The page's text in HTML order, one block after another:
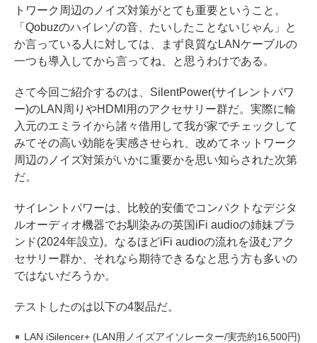
トワーク周辺のノイズ対策がとても重要ということ。
「Qobuzのハイレゾの音、たいしたことないじゃん」と
か言っている人に対しては、まず良質なLANケーブルの
一つも導入してから言ってね、と思うわけである。
さて今回ご紹介するのは、SilentPower(サイレントパワ
ー)のLAN周りやHDMI用のアクセサリー群だ。実際に輸
入元のエミライから諸々借用して我が家でチェックして
みてその高い効能を実感させられ、改めてネットワーク
周辺のノイズ対策がいかに重要かを思い知らされた次第
だ。
サイレントパワーは、比較的安価でコンパクトなデジタ
ルオーディオ機器でお馴染みの英国iFi audioの姉妹ブラ
ンド(2024年設立)。なるほどiFi audioの流れを汲むアク
セサリー群か、それなら期待できるなと思う方も多いの
ではないだろうか。
テストしたのは以下の4製品だ。
LAN iSilencer+ (LAN用ノイズアイソレーター/実売約16,500円)